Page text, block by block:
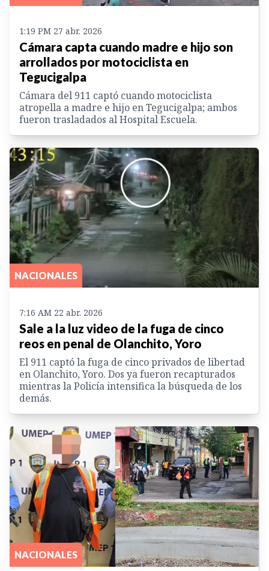
1:19 PM 27 abr. 2026
Cámara capta cuando madre e hijo son
arrollados por motociclista en
Tegucigalpa
Cámara del 911 captó cuando motociclista
atropella a madre e hijo en Tegucigalpa; ambos
fueron trasladados al Hospital Escuela.
NACIONALES
7:16 AM 22 abr. 2026
Sale a la luz video de la fuga de cinco
reos en penal de Olanchito, Yoro
El 911 captó la fuga de cinco privados de libertad
en Olanchito, Yoro. Dos ya fueron recapturados
mientras la Policía intensifica la búsqueda de los
demás.
NACIONALES